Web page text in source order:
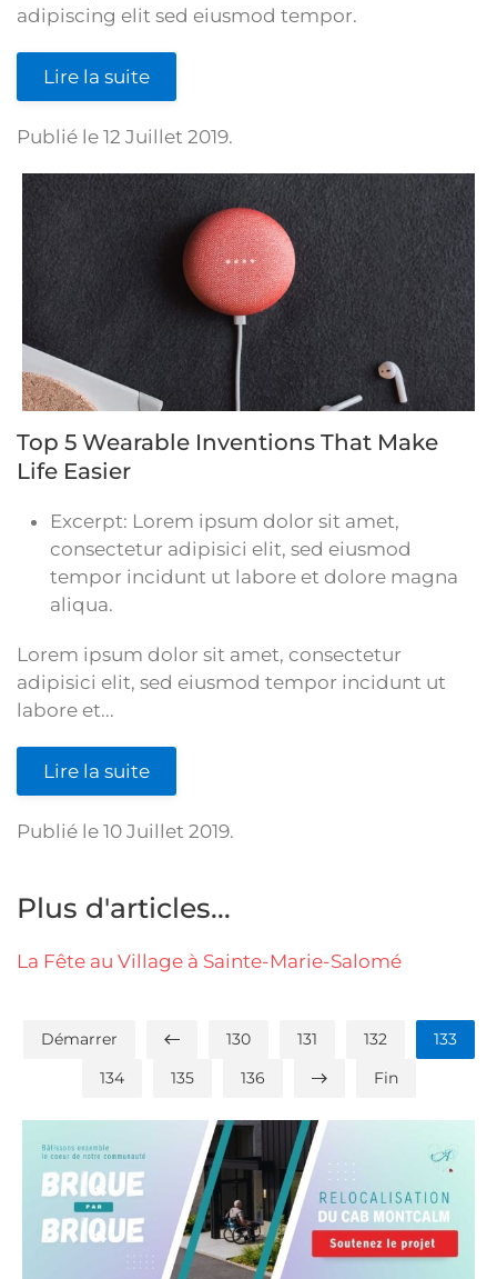
adipiscing elit sed eiusmod tempor.
Lire la suite
Publié le 12 Juillet 2019.
Top 5 Wearable Inventions That Make
Life Easier
Excerpt: Lorem ipsum dolor sit amet,
consectetur adipisici elit, sed eiusmod
tempor incidunt ut labore et dolore magna
aliqua.
Lorem ipsum dolor sit amet, consectetur
adipisici elit, sed eiusmod tempor incidunt ut
labore et...
Lire la suite
Publié le 10 Juillet 2019.
Plus d'articles...
La Fête au Village à Sainte-Marie-Salomé
Démarrer 130 131 132
133
134
135 136 Fin